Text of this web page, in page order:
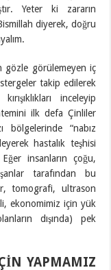
Yeter ki zararın
diyerek, doğru
gözle görülemeyen iç
takip edilerek
inceleyip
ilk defa Çinliler
bölgelerinde “nabız
hastalık teşhisi
insanların çoğu,
tarafından bu
tomografi, ultrason
ekonomimiz için yük
dışında) pek
YAPMAMIZ